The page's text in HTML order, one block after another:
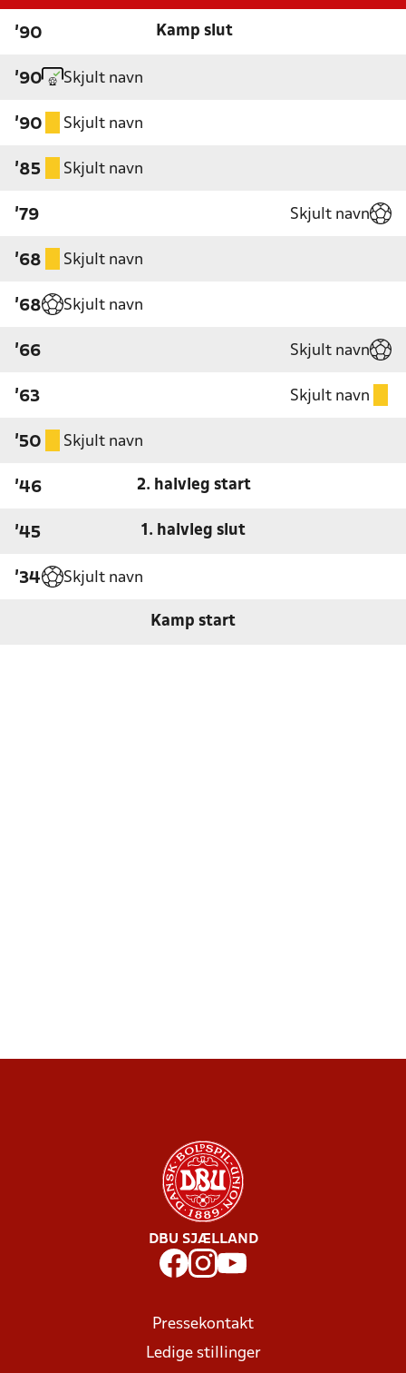
'90 Kamp slut
'90 Skjult navn
'90 Skjult navn
'85 Skjult navn
'79 Skjult navn
'68 Skjult navn
'68 Skjult navn
'66 Skjult navn
'63 Skjult navn
'50 Skjult navn
'46 2. halvleg start
'45 1. halvleg slut
'34 Skjult navn
Kamp start
DBU SJÆLLAND
Pressekontakt
Ledige stillinger